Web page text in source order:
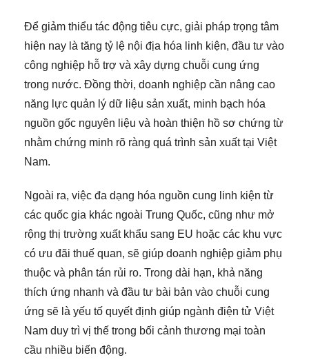
Để giảm thiểu tác động tiêu cực, giải pháp trọng tâm
hiện nay là tăng tỷ lệ nội địa hóa linh kiện, đầu tư vào
công nghiệp hỗ trợ và xây dựng chuỗi cung ứng
trong nước. Đồng thời, doanh nghiệp cần nâng cao
năng lực quản lý dữ liệu sản xuất, minh bạch hóa
nguồn gốc nguyên liệu và hoàn thiện hồ sơ chứng từ
nhằm chứng minh rõ ràng quá trình sản xuất tại Việt
Nam.
Ngoài ra, việc đa dạng hóa nguồn cung linh kiện từ
các quốc gia khác ngoài Trung Quốc, cũng như mở
rộng thị trường xuất khẩu sang EU hoặc các khu vực
có ưu đãi thuế quan, sẽ giúp doanh nghiệp giảm phụ
thuộc và phân tán rủi ro. Trong dài hạn, khả năng
thích ứng nhanh và đầu tư bài bản vào chuỗi cung
ứng sẽ là yếu tố quyết định giúp ngành điện tử Việt
Nam duy trì vị thế trong bối cảnh thương mại toàn
cầu nhiều biến động.